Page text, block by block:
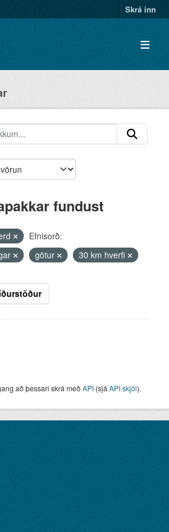
Skrá inn
fundust
Efnisorð:
götur
30 km hverfi
að þessari skrá meðAPI (sjá API skjöl).